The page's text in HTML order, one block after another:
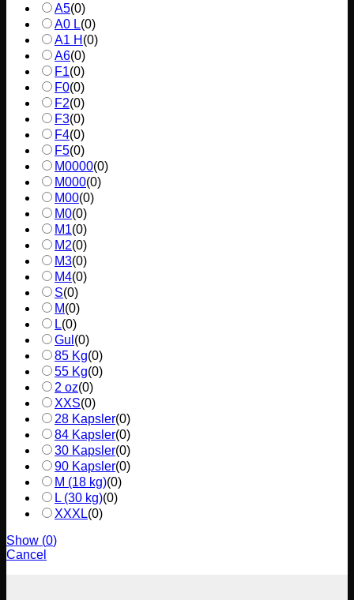
A5(0)
A0 L(0)
A1 H (0)
A6(0)
F1(0)
F0(0)
F2(0)
F3(0)
F4(0)
F5(0)
M0000(0)
M000(0)
M00(0)
M0(0)
M1(0)
M2(0)
M3(0)
M4(0)
S(0)
M(0)
L(0)
Gul (0)
85 Kg(0)
55 Kg(0)
2 oz(0)
XXS(0)
28 Kapsler(0)
84 Kapsler(0)
30 Kapsler(0)
90 Kapsler(0)
M (18 kg)(0)
L (30 kg)(0)
XXXL(0)
Show (0)
Cancel